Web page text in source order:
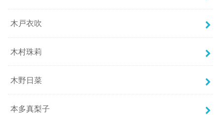
木戸衣吹
木村珠莉
木野日菜
本多真梨子